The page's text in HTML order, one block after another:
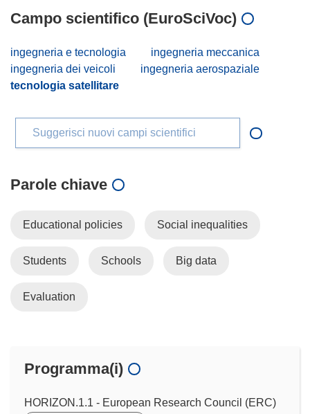
Campo scientifico (EuroSciVoc)
ingegneria e tecnologia
ingegneria meccanica
ingegneria dei veicoli
ingegneria aerospaziale
tecnologia satellitare
Suggerisci nuovi campi scientifici
Parole chiave
Educational policies Social inequalities
Students Schools Big data
Evaluation
Programma(i)
HORIZON.1.1 - European Research Council (ERC)